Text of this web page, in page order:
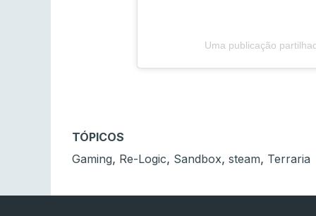
Uma publicação
TÓPICOS
Gaming, Re-Logic, Sandbox, steam, Terraria